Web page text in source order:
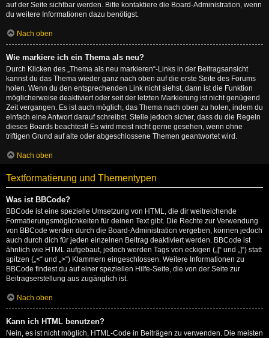
auf der Seite sichtbar werden. Bitte kontaktiere die Board-Administration, wenn
du weitere Informationen dazu benötigst.
Nach oben
Wie markiere ich ein Thema als neu?
Durch Klicken des „Thema als neu markieren“-Links in der Beitragsansicht
kannst du das Thema wieder ganz nach oben auf die erste Seite des Forums
holen. Wenn du den entsprechenden Link nicht siehst, dann ist die Funktion
möglicherweise deaktiviert oder seit der letzten Markierung ist nicht genügend
Zeit vergangen. Es ist auch möglich, das Thema nach oben zu holen, indem du
einfach eine Antwort darauf schreibst. Stelle jedoch sicher, dass du die Regeln
dieses Boards beachtest! Es wird meist nicht gerne gesehen, wenn ohne
triftigen Grund auf alte oder abgeschlossene Themen geantwortet wird.
Nach oben
Textformatierung und Thementypen
Was ist BBCode?
BBCode ist eine spezielle Umsetzung von HTML, die dir weitreichende
Formatierungsmöglichkeiten für deinen Text gibt. Die Rechte zur Verwendung
von BBCode werden durch die Board-Administration vergeben, können jedoch
auch durch dich für jeden einzelnen Beitrag deaktiviert werden. BBCode ist
ähnlich wie HTML aufgebaut, jedoch werden Tags von eckigen („[“ und „]“) statt
spitzen („<“ und „>“) Klammern eingeschlossen. Weitere Informationen zu
BBCode findest du auf einer speziellen Hilfe-Seite, die von der Seite zur
Beitragserstellung aus zugänglich ist.
Nach oben
Kann ich HTML benutzen?
Nein, es ist nicht möglich, HTML-Code in Beiträgen zu verwenden. Die meisten